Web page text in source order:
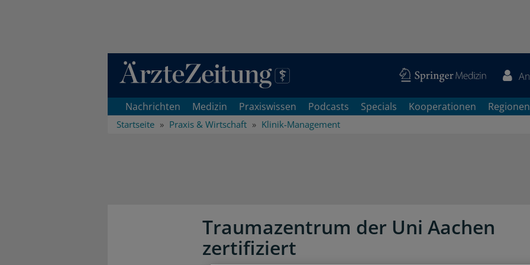
Direkt zum Inhaltsbereich
Nachrichten Medizin Praxiswissen Podcasts Specials Kooperationen Regionen
Startseite Praxis & Wirtschaft Klinik-Management
Traumazentrum der Uni Aachen
zertifiziert